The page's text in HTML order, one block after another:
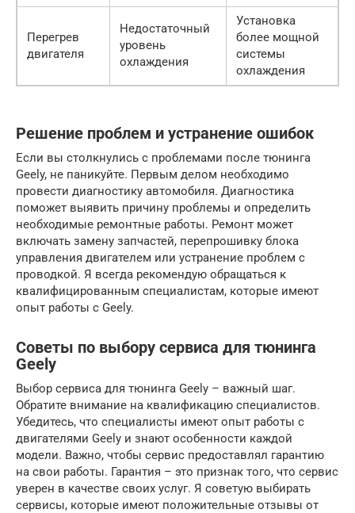
Перегрев
двигателя
Недостаточный
уровень
охлаждения
Установка
более мощной
системы
охлаждения
Решение проблем и устранение ошибок
Если вы столкнулись с проблемами после тюнинга
Geely, не паникуйте. Первым делом необходимо
провести диагностику автомобиля. Диагностика
поможет выявить причину проблемы и определить
необходимые ремонтные работы. Ремонт может
включать замену запчастей, перепрошивку блока
управления двигателем или устранение проблем с
проводкой. Я всегда рекомендую обращаться к
квалифицированным специалистам, которые имеют
опыт работы с Geely.
Советы по выбору сервиса для тюнинга
Geely
Выбор сервиса для тюнинга Geely – важный шаг.
Обратите внимание на квалификацию специалистов.
Убедитесь, что специалисты имеют опыт работы с
двигателями Geely и знают особенности каждой
модели. Важно, чтобы сервис предоставлял гарантию
на свои работы. Гарантия – это признак того, что сервис
уверен в качестве своих услуг. Я советую выбирать
сервисы, которые имеют положительные отзывы от